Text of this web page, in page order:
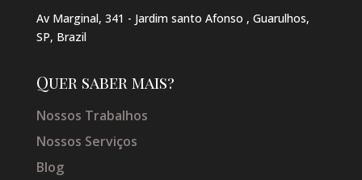
Av Marginal, 341 - Jardim santo Afonso , Guarulhos,
SP, Brazil
Quer saber mais?
Nossos Trabalhos
Nossos Serviços
Blog